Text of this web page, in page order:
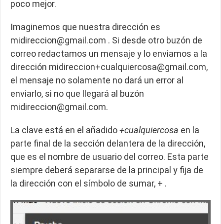
poco mejor.
Imaginemos que nuestra dirección es
midireccion@gmail.com . Si desde otro buzón de
correo redactamos un mensaje y lo enviamos a la
dirección midireccion+cualquiercosa@gmail.com,
el mensaje no solamente no dará un error al
enviarlo, si no que llegará al buzón
midireccion@gmail.com.
La clave está en el añadido+cualquiercosa en la
parte final de la sección delantera de la dirección,
que es el nombre de usuario del correo. Esta parte
siempre deberá separarse de la principal y fija de
la dirección con el símbolo de sumar, + .